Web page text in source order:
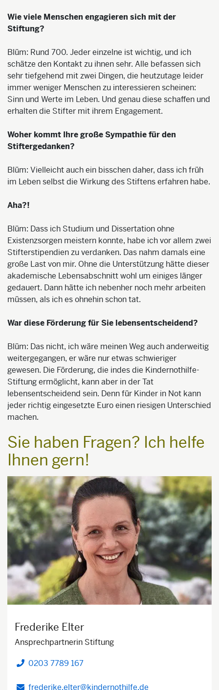
Wie viele Menschen engagieren sich mit der
Stiftung?
Blüm: Rund 700. Jeder einzelne ist wichtig, und ich
schätze den Kontakt zu ihnen sehr. Alle befassen sich
sehr tiefgehend mit zwei Dingen, die heutzutage leider
immer weniger Menschen zu interessieren scheinen:
Sinn und Werte im Leben. Und genau diese schaffen und
erhalten die Stifter mit ihrem Engagement.
Woher kommt Ihre große Sympathie für den
Stiftergedanken?
Blüm: Vielleicht auch ein bisschen daher, dass ich früh
im Leben selbst die Wirkung des Stiftens erfahren habe.
Aha?!
Blüm: Dass ich Studium und Dissertation ohne
Existenzsorgen meistern konnte, habe ich vor allem zwei
Stifterstipendien zu verdanken. Das nahm damals eine
große Last von mir. Ohne die Unterstützung hätte dieser
akademische Lebensabschnitt wohl um einiges länger
gedauert. Dann hätte ich nebenher noch mehr arbeiten
müssen, als ich es ohnehin schon tat.
War diese Förderung für Sie lebensentscheidend?
Blüm: Das nicht, ich wäre meinen Weg auch anderweitig
weitergegangen, er wäre nur etwas schwieriger
gewesen. Die Förderung, die indes die Kindernothilfe-
Stiftung ermöglicht, kann aber in der Tat
lebensentscheidend sein. Denn für Kinder in Not kann
jeder richtig eingesetzte Euro einen riesigen Unterschied
machen.
Sie haben Fragen? Ich helfe
Ihnen gern!
Frederike Elter
Ansprechpartnerin Stiftung
Telefon
0203 7789 167
frederike.elter@kindernothilfe.de